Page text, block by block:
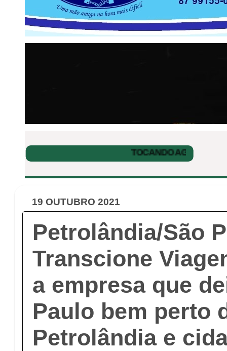
19 OUTUBRO 2021
Petrolândia/São
Transcione
a empresa que
Paulo bem perto
Petrolândia e